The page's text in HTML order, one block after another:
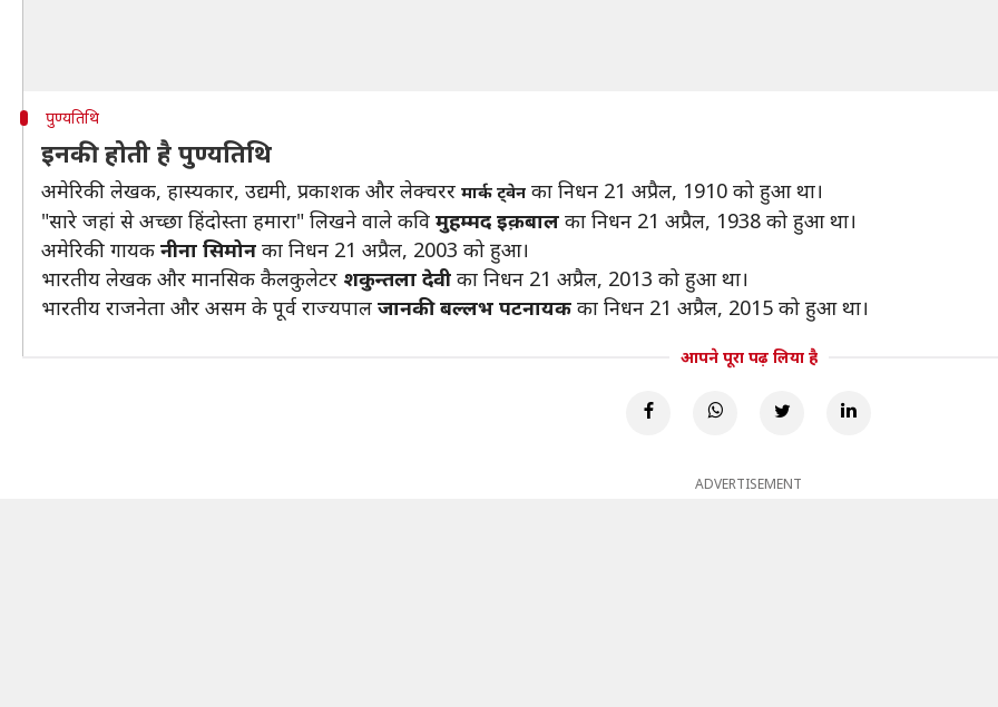
पुण्यतिथि
इनकी होती है पुण्यतिथि
अमेरिकी लेखक, हास्यकार, उद्यमी, प्रकाशक और लेक्चरर मार्क ट्वेन का निधन 21 अप्रैल, 1910 को हुआ था।
"सारे जहां से अच्‍छा हिंदोस्‍ता हमारा" लिखने वाले कवि मुहम्मद इक़बाल का निधन 21 अप्रैल, 1938 को हुआ था।
अमेरिकी गायक नीना सिमोन का निधन 21 अप्रैल, 2003 को हुआ।
भारतीय लेखक और मानसिक कैलकुलेटर शकुन्‍तला देवी का निधन 21 अप्रैल, 2013 को हुआ था।
भारतीय राजनेता और असम के पूर्व राज्यपाल जानकी बल्लभ पटनायक का निधन 21 अप्रैल, 2015 को हुआ था।
आपने पूरा पढ़ लिया है
ADVERTISEMENT